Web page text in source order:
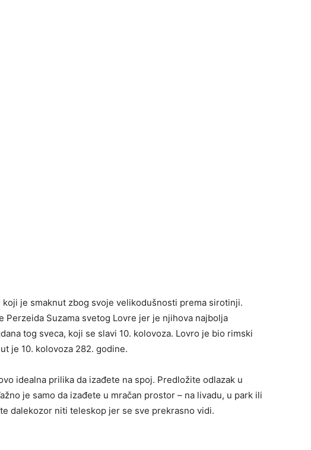
koji je smaknut zbog svoje velikodušnosti prema sirotinji.
Perzeida Suzama svetog Lovre jer je njihova najbolja
tog sveca, koji se slavi 10. kolovoza. Lovro je bio rimski
je 10. kolovoza 282. godine.
idealna prilika da izađete na spoj. Predložite odlazak u
je samo da izađete u mračan prostor – na livadu, u park ili
dalekozor niti teleskop jer se sve prekrasno vidi.